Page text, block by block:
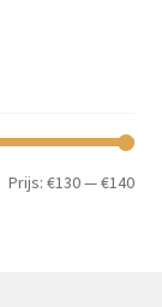
Min.
Prijs:€130—€140